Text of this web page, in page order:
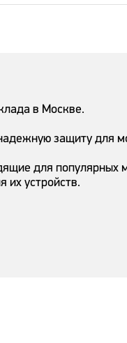
в Москве.
защиту для
для
их устройств.